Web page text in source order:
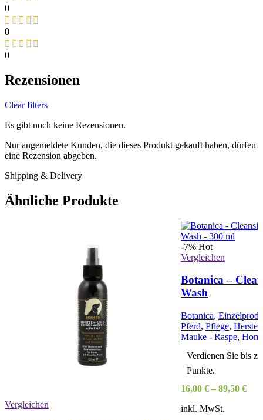
0
0
0
Rezensionen
Clear filters
Es gibt noch keine Rezensionen.
Nur angemeldete Kunden, die dieses Produkt gekauft haben, dürfen
eine Rezension abgeben.
Shipping & Delivery
Ähnliche Produkte
Vergleichen
-7% Hot
Vergleichen
Botanica –
Wash
Botanica,
Pferd, Pflege,
Mauke - Raspe,
Verdienen Sie bis
Punkte.
16,00 € – 89,50 €
inkl. MwSt.